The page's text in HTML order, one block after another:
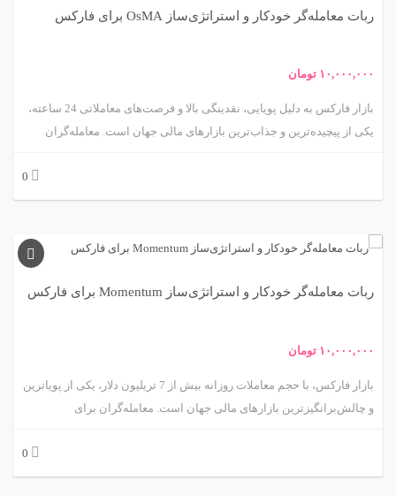
بر استراتژی میانگین متحرک، ویژگی‌ها، مزایا، چالش‌ها و کاربردهای آن در
ربات معامله‌گر خودکار و استراتژی‌ساز OsMA برای فارکس
۱۰,۰۰۰,۰۰۰ تومان
بازار فارکس به دلیل پویایی، نقدینگی بالا و فرصت‌های معاملاتی 24 ساعته،
یکی از پیچیده‌ترین و جذاب‌ترین بازارهای مالی جهان است. معامله‌گران
و سریع ارائه دهند. ربات معامله‌گر خودکار و استراتژی‌ساز مبتنی بر اندیکاتور
OsMA (Oscillator of Moving Average)، محصولی پیشرفته از متااکسپرت،
این ربات با بهره‌گیری از اندیکاتور OsMA، که یکی از ابزارهای قدرتمند تحلیل
کرده و معاملات را با دقت و سرعت بالا اجرا کنند. این مقاله به بررسی جامع
0
ربات معامله‌گر خودکار و استراتژی‌ساز Momentum برای فارکس
۱۰,۰۰۰,۰۰۰ تومان
بازار فارکس، با حجم معاملات روزانه بیش از 7 تریلیون دلار، یکی از پویاترین
و چالش‌برانگیزترین بازارهای مالی جهان است. معامله‌گران برای
خودکار و استراتژی‌ساز مبتنی بر اندیکاتور Momentum، محصولی پیشرفته
0